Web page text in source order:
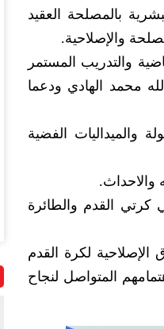
بالمصلحة العقيد
والإصلاحية.
والتدريب المستمر
محمد الهادي ودعما
والميداليات الفضية
والاحداث.
القدم والطائرة
الإصلاحية لكرة القدم
المتواصل لنجاح